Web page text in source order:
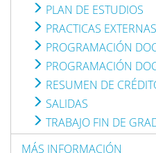
PLAN DE ESTUDIOS
PRACTICAS EXTERNAS
PROGRAMACIÓN
PROGRAMACIÓN
RESUMEN DE
SALIDAS
TRABAJO FIN DE
MÁS INFORMACIÓN